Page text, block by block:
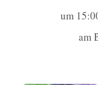
um
am